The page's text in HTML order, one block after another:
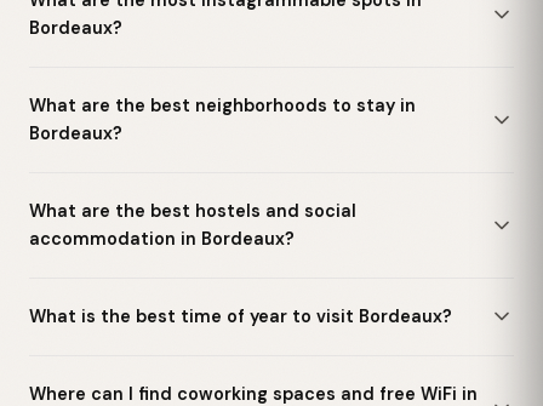
Bordeaux?
What are the best neighborhoods to stay in
Bordeaux?
What are the best hostels and social
accommodation in Bordeaux?
What is the best time of year to visit Bordeaux?
Where can I find coworking spaces and free WiFi in